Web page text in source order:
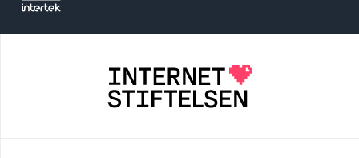
Internetstiftelsen verkar för ett internet som
bidrar positivt till människan och samhället